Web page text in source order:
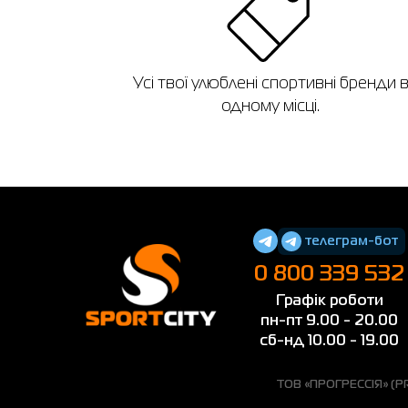
Усі твої улюблені спортивні бренди в
одному місці.
телеграм-бот
0 800 339 532
Графік роботи
пн-пт 9.00 - 20.00
сб-нд 10.00 - 19.00
ТОВ «ПРОГРЕССІЯ»